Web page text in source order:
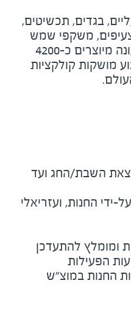
בגדים, תכשיטים,
צעיפים, משקפי שמש
ופריטי אופנה מתחלפים. בכל עונה מיוצרים כ-4200
מושקות קולקציות
ידי החנות, ועזריאלי
ומומלץ להתעדכן
הפעילות
החנות במוצ"ש